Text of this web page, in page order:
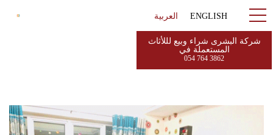
العربية ENGLISH
شركة البشرى شراء وبيع لللأثاث
المستعملة في
054 764 3862